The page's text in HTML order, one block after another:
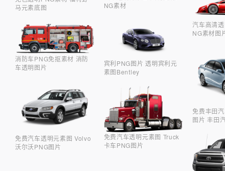
马元素底图
消防车PNG免抠素材 消防
车透明图片
免费汽车透明元素图 Volvo
沃尔沃PNG图片
NG素材
宾利PNG图片 透明宾利元
素图Bentley
免费汽车透明元素图 Truck
卡车PNG图片
汽车高清
NG素材图
免费丰田
图片 丰田